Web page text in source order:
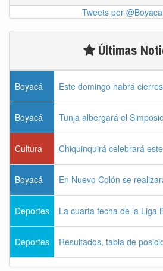
Tweets por
Últimas
Boyacá Este domingo habrá
Boyacá Tunja albergará el
Cultura Chiquinquirá celebrará
Boyacá En Nuevo Colón se
Deportes La cuarta fecha de la Liga
Deportes Resultados, tabla de